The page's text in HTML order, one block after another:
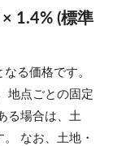
1.4% (標準
る価格です。
地点ごとの固定
る場合は、土
なお、土地・